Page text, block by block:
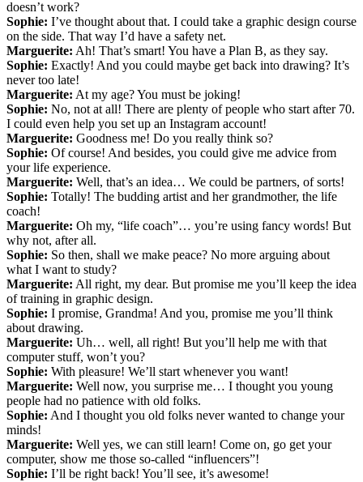
doesn’t work?
Sophie: I’ve thought about that. I could take a graphic design course
on the side. That way I’d have a safety net.
Marguerite: Ah! That’s smart! You have a Plan B, as they say.
Sophie: Exactly! And you could maybe get back into drawing? It’s
never too late!
Marguerite: At my age? You must be joking!
Sophie: No, not at all! There are plenty of people who start after 70.
I could even help you set up an Instagram account!
Marguerite: Goodness me! Do you really think so?
Sophie: Of course! And besides, you could give me advice from
your life experience.
Marguerite: Well, that’s an idea… We could be partners, of sorts!
Sophie: Totally! The budding artist and her grandmother, the life
coach!
Marguerite: Oh my, “life coach”… you’re using fancy words! But
why not, after all.
Sophie: So then, shall we make peace? No more arguing about
what I want to study?
Marguerite: All right, my dear. But promise me you’ll keep the idea
of training in graphic design.
Sophie: I promise, Grandma! And you, promise me you’ll think
about drawing.
Marguerite: Uh… well, all right! But you’ll help me with that
computer stuff, won’t you?
Sophie: With pleasure! We’ll start whenever you want!
Marguerite: Well now, you surprise me… I thought you young
people had no patience with old folks.
Sophie: And I thought you old folks never wanted to change your
minds!
Marguerite: Well yes, we can still learn! Come on, go get your
computer, show me those so-called “influencers”!
Sophie: I’ll be right back! You’ll see, it’s awesome!